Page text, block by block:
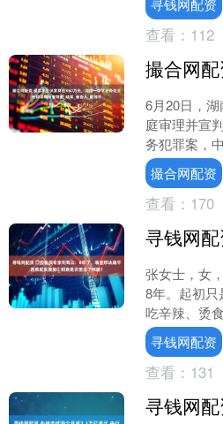
类的事根本不
寻钱网配资
查看： 112
6月20日，
庭审理并宣
务犯罪案，
采购员两人
万、109万元
撮合网配资
查看： 170
张女士，女
8年。起初只
吃辛辣、烫
生给的激素
发。最近半
寻钱网配资
查看： 131